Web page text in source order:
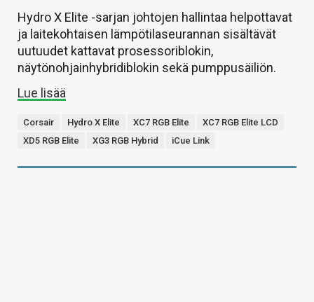
Hydro X Elite -sarjan johtojen hallintaa helpottavat
ja laitekohtaisen lämpötilaseurannan sisältävät
uutuudet kattavat prosessoriblokin,
näytönohjainhybridiblokin sekä pumppusäiliön.
Lue lisää
Corsair Hydro X Elite XC7 RGB Elite
XC7 RGB Elite LCD
XD5 RGB Elite
XG3 RGB Hybrid iCue Link